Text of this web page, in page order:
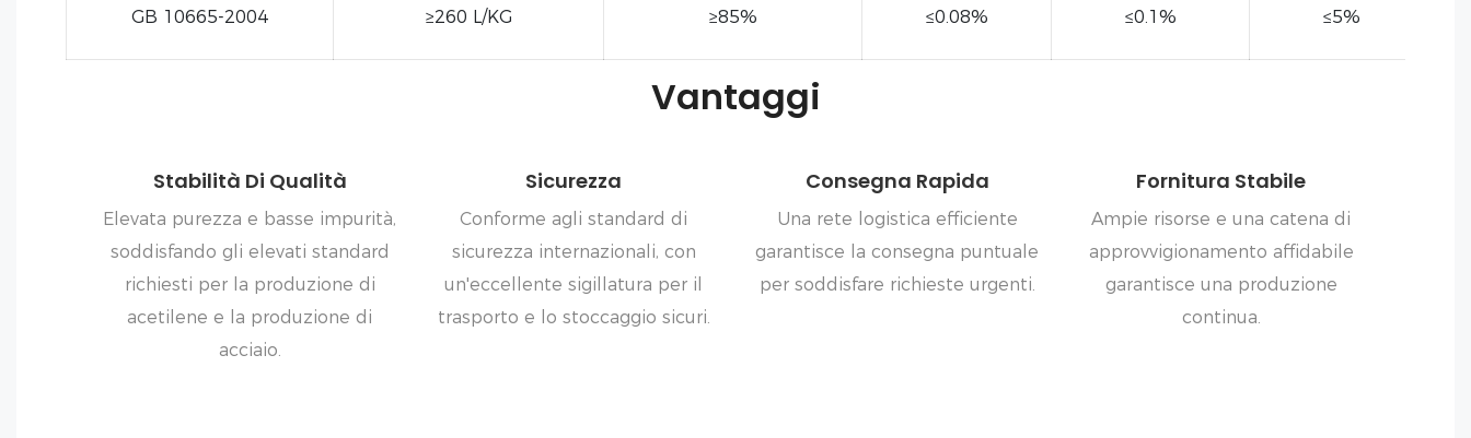
GB 10665-2004 ≥260 L/KG ≥85% ≤0.08% ≤0.1% ≤5%
Vantaggi
Stabilità Di Qualità
Elevata purezza e basse impurità,
soddisfando gli elevati standard
richiesti per la produzione di
acetilene e la produzione di
acciaio.
Sicurezza
Conforme agli standard di
sicurezza internazionali, con
un'eccellente sigillatura per il
trasporto e lo stoccaggio sicuri.
Consegna Rapida
Una rete logistica efficiente
garantisce la consegna puntuale
per soddisfare richieste urgenti.
Fornitura Stabile
Ampie risorse e una catena di
approvvigionamento affidabile
garantisce una produzione
continua.